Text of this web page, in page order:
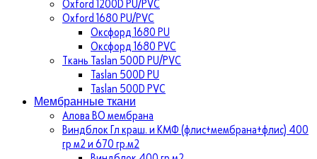
Oxford 1200D PU/PVC
Oxford 1680 PU/PVC
Оксфорд 1680 PU
Оксфорд 1680 PVC
Ткань Taslan 500D PU/PVC
Taslan 500D PU
Taslan 500D PVC
Мембранные ткани
Алова ВО мембрана
Виндблок Гл краш. и КМФ (флис+мембрана+флис) 400
гр м2 и 670 гр.м2